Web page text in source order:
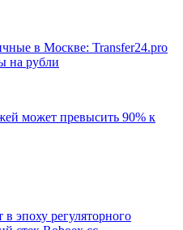
в Москве: Transfer24.pro
на рубли
может превысить 90% к
эпоху регуляторного